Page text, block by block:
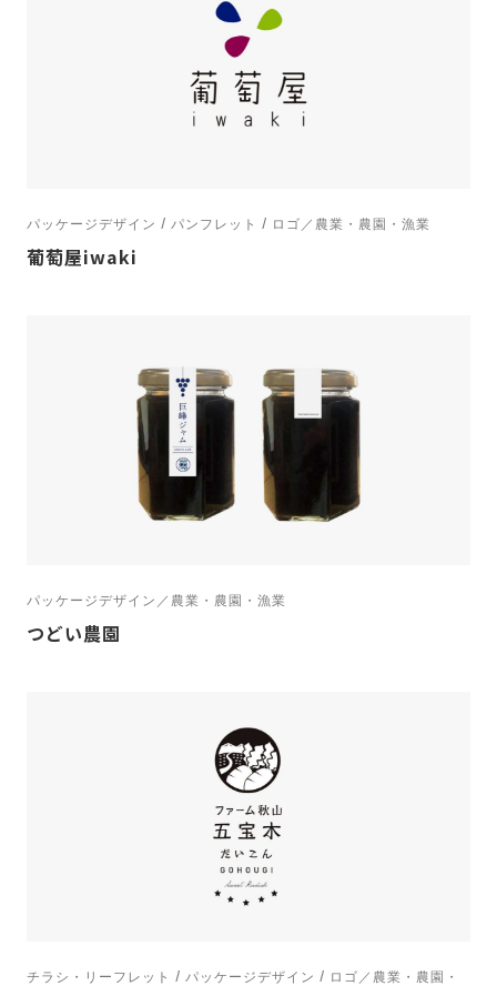
パッケージデザイン / パンフレット / ロゴ／農業・農園・漁業
葡萄屋iwaki
パッケージデザイン／農業・農園・漁業
つどい農園
チラシ・リーフレット / パッケージデザイン / ロゴ／農業・農園・